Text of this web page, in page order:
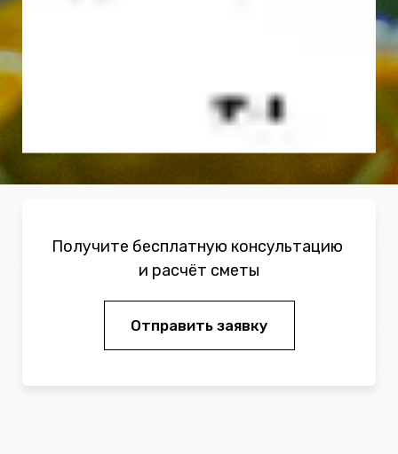
Получите бесплатную консультацию
и расчёт сметы
Отправить заявку